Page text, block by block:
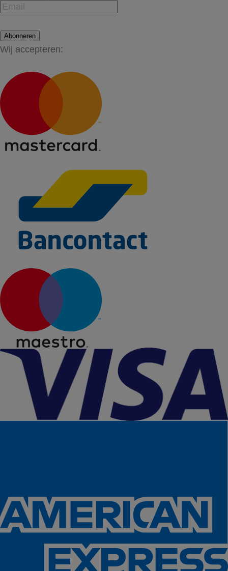
Abonneren
Wij accepteren: